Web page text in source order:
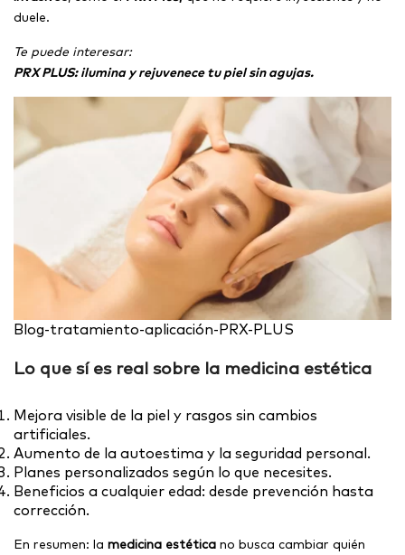
duele.
Te puede interesar:
PRX PLUS: ilumina y rejuvenece tu piel sin agujas.
Blog-tratamiento-aplicación-PRX-PLUS
Lo que sí es real sobre la medicina estética
Mejora visible de la piel y rasgos sin cambios
artificiales.
Aumento de la autoestima y la seguridad personal.
Planes personalizados según lo que necesites.
Beneficios a cualquier edad: desde prevención hasta
corrección.
En resumen: la medicina estética no busca cambiar quién